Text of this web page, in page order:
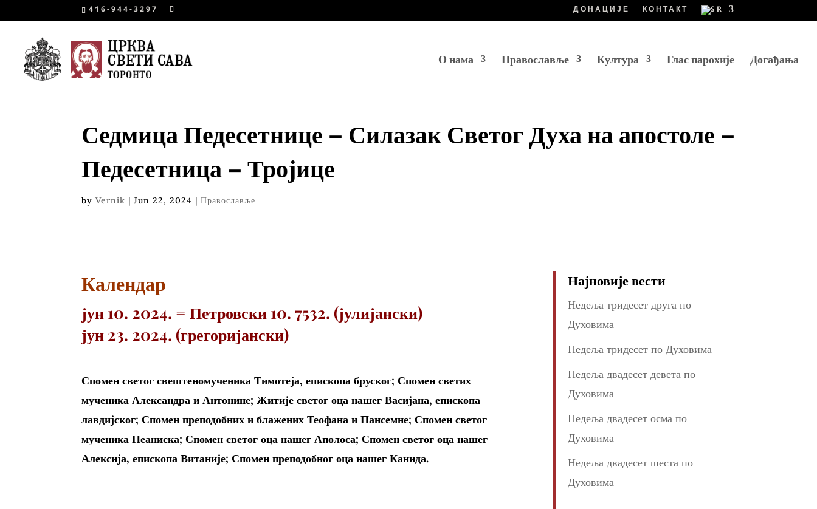
416-944-3297 ДОНАЦИЈЕ КОНТАКТ
О нама Православље Култура Глас парохије Догађања
Седмица Педесетнице – Силазак Светог Духа на апостоле –
Педесетница – Тројице
byVernik |Jun 22, 2024 |Православље
Календар
јун 10. 2024. =Петровски 10. 7532. (јулијански)
јун 23. 2024. (грегоријански)
Спомен светог свештеномученика Тимотеја, епископа бруског; Спомен светих
мученика Александра и Антонине; Житије светог оца нашег Васијана, епископа
лавдијског; Спомен преподобних и блажених Теофана и Пансемне; Спомен светог
мученика Неаниска; Спомен светог оца нашег Аполоса; Спомен светог оца нашег
Алексија, епископа Витаније; Спомен преподобног оца нашег Канида.
Најновије вести
Недеља тридесет друга по
Духовима
Недеља тридесет по Духовима
Недеља двадесет девета по
Духовима
Недеља двадесет осма по
Духовима
Недеља двадесет шеста по
Духовима